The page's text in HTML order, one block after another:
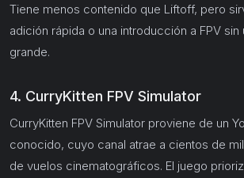
Tiene menos contenido que Liftoff, pero
adición rápida o una introducción a FPV sin
grande.
4. CurryKitten FPV Simulator
CurryKitten FPV Simulator proviene de un
conocido, cuyo canal atrae a cientos de
de vuelos cinematográficos. El juego